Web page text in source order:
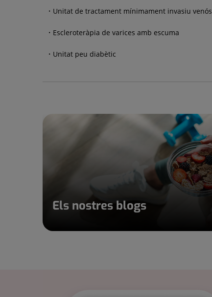
Unitat de tractament mínimament invasiu venós
Escleroteràpia de varices amb escuma
Unitat peu diabètic
Els nostres blogs